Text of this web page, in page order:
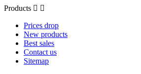
Products  
Prices drop
New products
Best sales
Contact us
Sitemap